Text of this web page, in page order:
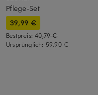
Pflege-Set
39,99 €
Bestpreis:40,79 €
Ursprünglich: 59,90 €